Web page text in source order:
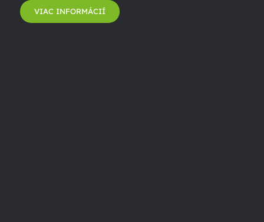
VIAC INFORMÁCIÍ